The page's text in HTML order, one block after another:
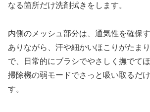
なる箇所だけ洗剤拭きをします。
内側のメッシュ部分は、通気性を確保
ありながら、汗や細かいほこりがたま
で、日常的にブラシでやさしく撫でて
掃除機の弱モードでさっと吸い取るだ
す。​